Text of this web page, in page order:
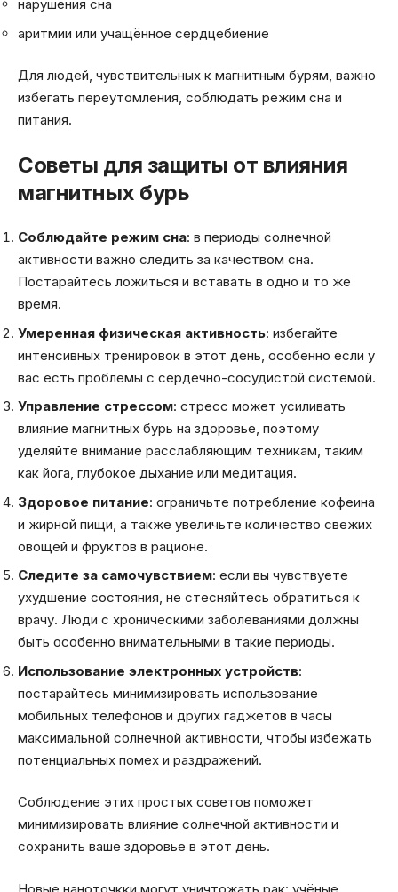
нарушения сна
аритмии или учащённое сердцебиение
Для людей, чувствительных к магнитным бурям, важно
избегать переутомления, соблюдать режим сна и
питания.
Советы для защиты от влияния
магнитных бурь
Соблюдайте режим сна: в периоды солнечной
активности важно следить за качеством сна.
Постарайтесь ложиться и вставать в одно и то же
время.
Умеренная физическая активность: избегайте
интенсивных тренировок в этот день, особенно если у
вас есть проблемы с сердечно-сосудистой системой.
Управление стрессом: стресс может усиливать
влияние магнитных бурь на здоровье, поэтому
уделяйте внимание расслабляющим техникам, таким
как йога, глубокое дыхание или медитация.
Здоровое питание: ограничьте потребление кофеина
и жирной пищи, а также увеличьте количество свежих
овощей и фруктов в рационе.
Следите за самочувствием: если вы чувствуете
ухудшение состояния, не стесняйтесь обратиться к
врачу. Люди с хроническими заболеваниями должны
быть особенно внимательными в такие периоды.
Использование электронных устройств:
постарайтесь минимизировать использование
мобильных телефонов и других гаджетов в часы
максимальной солнечной активности, чтобы избежать
потенциальных помех и раздражений.
Соблюдение этих простых советов поможет
минимизировать влияние солнечной активности и
сохранить ваше здоровье в этот день.